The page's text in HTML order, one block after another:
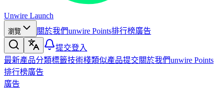
Unwire Launch
瀏覽 關於我們unwire Points排行榜廣告
提交登入
最新產品分類標籤技術棧類似產品提交關於我們unwire Points
排行榜廣告
廣告